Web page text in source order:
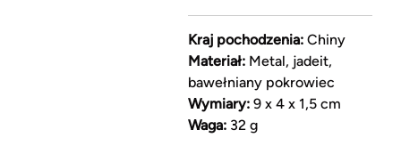
Kraj pochodzenia:Chiny
Materiał:Metal, jadeit,
bawełniany pokrowiec
Wymiary:9 x 4 x 1,5 cm
Waga:32 g